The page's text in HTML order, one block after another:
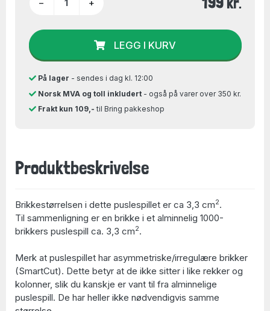
− +
LEGG I KURV
På lager - sendes i dag kl. 12:00
Norsk MVA og toll inkludert- også på varer over 350 kr.
Frakt kun 109,- til Bring pakkeshop
Produktbeskrivelse
Brikkestørrelsen i dette puslespillet er ca 3,3 cm2.
Til sammenligning er en brikke i et alminnelig 1000-
brikkers puslespill ca. 3,3 cm2.
Merk at puslespillet har asymmetriske/irregulære brikker
(SmartCut). Dette betyr at de ikke sitter i like rekker og
kolonner, slik du kanskje er vant til fra alminnelige
puslespill. De har heller ikke nødvendigvis samme